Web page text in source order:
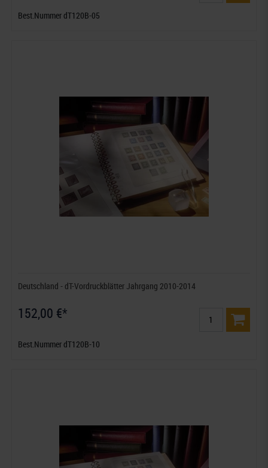
Best.Nummer dT120B-05
Deutschland - dT-Vordruckblätter Jahrgang 2010-2014
152,00 €*
Best.Nummer dT120B-10